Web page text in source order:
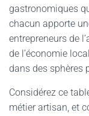
gastronomiques
chacun apporte
entrepreneurs de
de l’économie
dans des sphères
Considérez ce
métier artisan, et